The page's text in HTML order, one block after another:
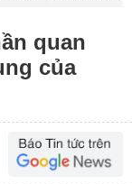
quan
của